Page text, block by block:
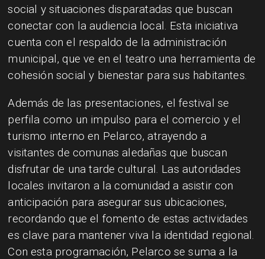
social y situaciones disparatadas que buscan
conectar con la audiencia local. Esta iniciativa
cuenta con el respaldo de la administración
municipal, que ve en el teatro una herramienta de
cohesión social y bienestar para sus habitantes.
Además de las presentaciones, el festival se
perfila como un impulso para el comercio y el
turismo interno en Pelarco, atrayendo a
visitantes de comunas aledañas que buscan
disfrutar de una tarde cultural. Las autoridades
locales invitaron a la comunidad a asistir con
anticipación para asegurar sus ubicaciones,
recordando que el fomento de estas actividades
es clave para mantener viva la identidad regional.
Con esta programación, Pelarco se suma a la